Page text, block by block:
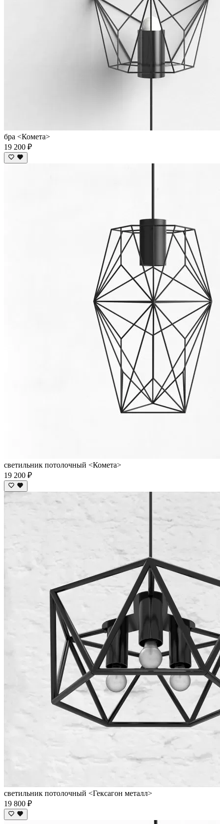
бра <Комета>
19 200 ₽
светильник потолочный <Комета>
19 200 ₽
светильник потолочный <Гексагон металл>
19 800 ₽